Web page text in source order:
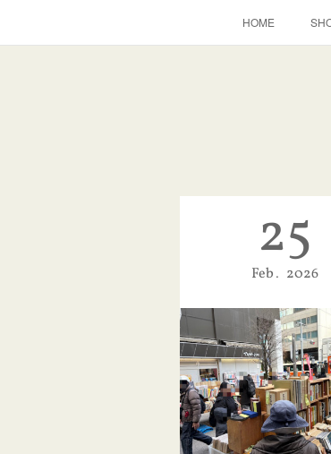
HOME
25
Feb 2026